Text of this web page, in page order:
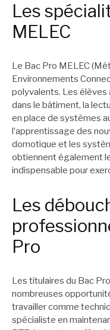
Les
MELEC
Le Bac Pro MELEC
Environnements
polyvalents. Les élèves
dans le bâtiment, la
en place de systèmes
l’apprentissage des
domotique et les
obtiennent également
indispensable pour
Les
Pro
Les titulaires du Bac
nombreuses
travailler comme
spécialiste en